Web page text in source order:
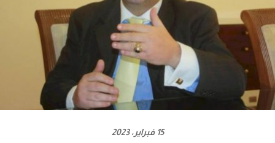
15 فبراير، 2023